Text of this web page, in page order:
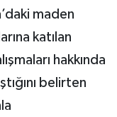
maden
katılan
hakkında
belirten